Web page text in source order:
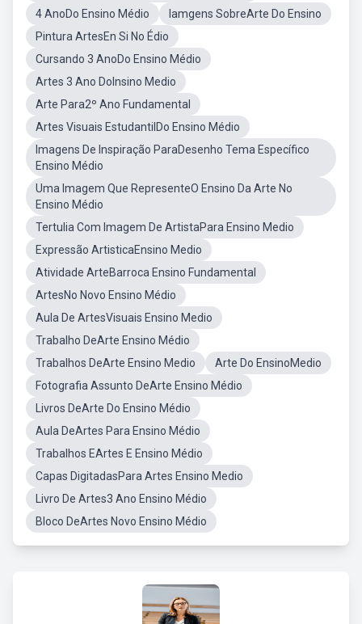
4 AnoDo Ensino Médio
Iamgens SobreArte Do Ensino
Pintura ArtesEn Si No Édio
Cursando 3 AnoDo Ensino Médio
Artes 3 Ano DoInsino Medio
Arte Para2º Ano Fundamental
Artes Visuais EstudantilDo Ensino Médio
Imagens De Inspiração ParaDesenho Tema Específico
Ensino Médio
Uma Imagem Que RepresenteO Ensino Da Arte No
Ensino Médio
Tertulia Com Imagem De ArtistaPara Ensino Medio
Expressão ArtisticaEnsino Medio
Atividade ArteBarroca Ensino Fundamental
ArtesNo Novo Ensino Médio
Aula De ArtesVisuais Ensino Medio
Trabalho DeArte Ensino Médio
Trabalhos DeArte Ensino Medio
Arte Do EnsinoMedio
Fotografia Assunto DeArte Ensino Médio
Livros DeArte Do Ensino Médio
Aula DeArtes Para Ensino Médio
Trabalhos EArtes E Ensino Médio
Capas DigitadasPara Artes Ensino Medio
Livro De Artes3 Ano Ensino Médio
Bloco DeArtes Novo Ensino Médio